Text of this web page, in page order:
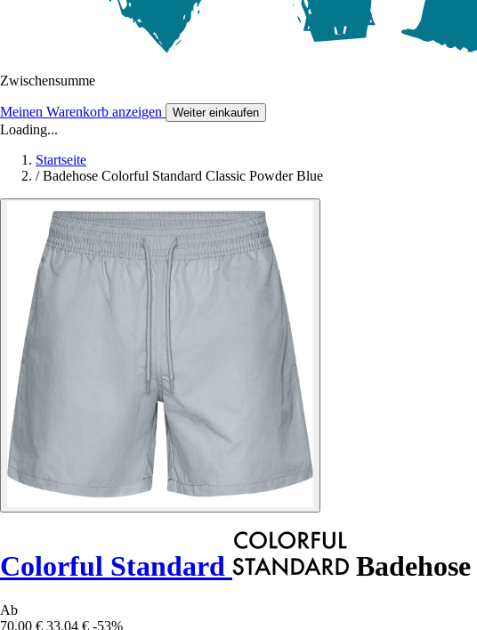
Zwischensumme
Meinen Warenkorb anzeigen Weiter einkaufen
Loading...
Startseite
/ Badehose Colorful Standard Classic Powder Blue
Colorful Standard
Ab
70,00 € 33,04 € -53%